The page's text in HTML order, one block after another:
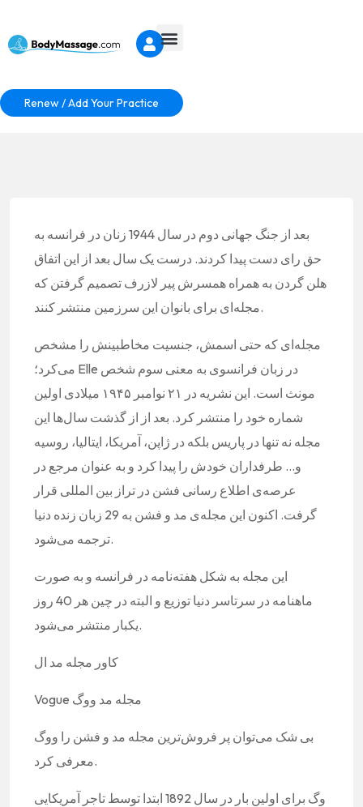
Renew / Add Your Practice
بعد از جنگ جهانی دوم در سال 1944 زنان در فرانسه به
حق رای دست پیدا کردند. درست یک سال بعد از این اتفاق
هلن گردن به همراه همسرش پیر لازرف تصمیم گرفتن که
مجله‌ای برای بانوان این سرزمین منتشر کنند.
مجله‌ای که حتی اسمش، جنسیت مخاطبینش را مشخص
می‌کرد؛ Elle در زبان فرانسوی به معنی سوم شخص
مونث است. این نشریه در ۲۱ نوامبر ۱۹۴۵ میلادی اولین
شماره خود را منتشر کرد. بعد از از گذشت سال‌ها این
مجله نه تنها در پاریس بلکه در ژاپن، آمریکا، ایتالیا، روسیه
و… طرفداران خودش را پیدا کرد و به عنوان مرجع در
عرصه‌ی اطلاع رسانی فشن در تراز بین المللی قرار
گرفت. اکنون این مجله‌ی مد و فشن به 29 زبان زنده دنیا
ترجمه می‌شود.
این مجله به شکل هفته‌نامه در فرانسه و به صورت
ماهنامه در سرتاسر دنیا توزیع و البته در چین هر 40 روز
یکبار منتشر می‌شود.
کاور مجله مد ال
Vogue مجله مد ووگ
بی شک می‌توان پر فروش‌ترین مجله مد و فشن را ووگ
معرفی کرد.
وگ برای اولین بار در سال 1892 ابتدا توسط تاجر آمریکایی